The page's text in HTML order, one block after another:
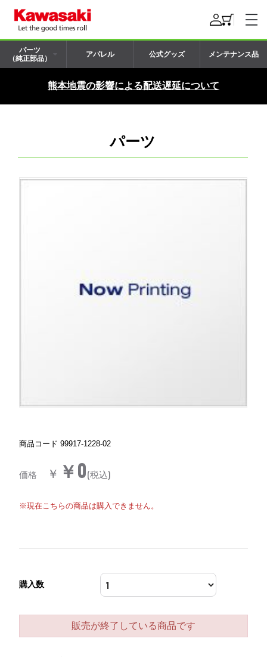
パーツ
（純正部品）
アパレル 公式グッズ メンテナンス品
熊本地震の影響による配送遅延について
パーツ
商品コード 99917-1228-02
価格 ￥ ￥0(税込)
※現在こちらの商品は購入できません。
購入数
販売が終了している商品です